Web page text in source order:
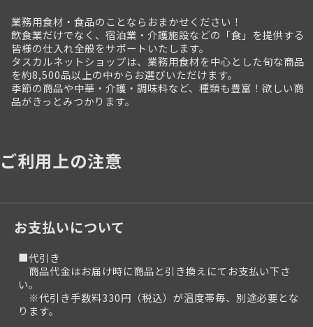
業務用食材・食品のことならおまかせください！
飲食業だけでなく、宿泊業・介護施設などの「食」を提供する
皆様の仕入れ全般をサポートいたします。
タスカルネットショップは、業務用食材を中心とした旬な商品
を約8,500品以上の中からお選びいただけます。
季節の商品や中華・介護・調味料など、種類も豊富！欲しい商
品がきっとみつかります。
ご利用上の注意
お支払いについて
■代引き
商品代金はお届け時に商品と引き換えにてお支払い下さ
い。
※代引き手数料330円（税込）が温度帯毎、別途必要とな
ります。